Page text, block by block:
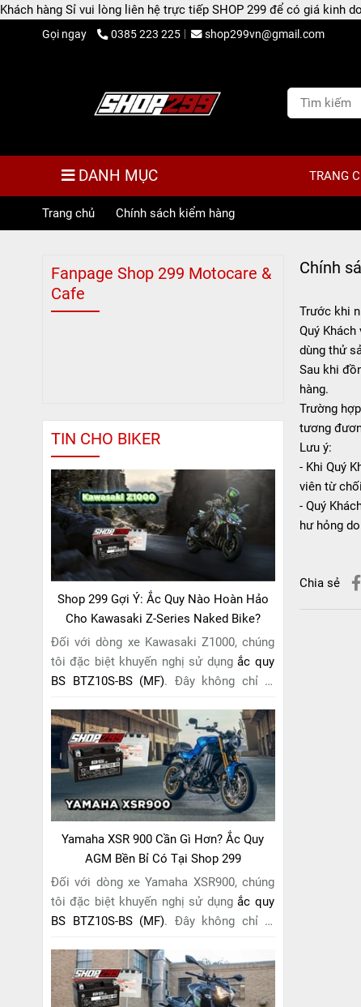
Gọi ngay 0385 223 225 shop299vn@gmail.com
DANH MỤC TRANG
Trang chủ Chính sách kiểm hàng
Chính
Trước khi
Quý
dùng thử
Sau khi
hàng.
Trường
tương
Lưu ý:
- Khi Quý
viên từ
- Quý
hư hỏng
Chia sẻ
Fanpage Shop 299 Motocare &
Cafe
TIN CHO BIKER
Shop 299 Gợi Ý: Ắc Quy Nào Hoàn Hảo
Cho Kawasaki Z-Series Naked Bike?
Đối với dòng xe Kawasaki Z1000, chúng
tôi đặc biệt khuyến nghị sử dụng ắc quy
BS BTZ10S-BS (MF). Đây không chỉ là
giải pháp hoàn hảo được thiết kế dành
riêng cho "chiến mã" này. Vớicông nghệ
MF (Maintenance Free)tiên tiến, loại ắc
quy khô này hoàn toàn không cần bảo
dưỡng.
Yamaha XSR 900 Cần Gì Hơn? Ắc Quy
AGM Bền Bỉ Có Tại Shop 299
Đối với dòng xe Yamaha XSR900, chúng
tôi đặc biệt khuyến nghị sử dụng ắc quy
BS BTZ10S-BS (MF). Đây không chỉ là
giải pháp hoàn hảo được thiết kế dành
riêng cho "chiến mã" retro này. Với công
nghệ MF (Maintenance Free)tiên tiến,
Khách hàng Sỉ vui lòng liên hệ trực tiếp SHOP 299 để có giá kinh